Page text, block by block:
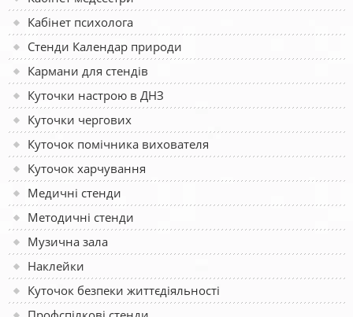
Кабінет психолога
Стенди Календар природи
Кармани для стендів
Куточки настрою в ДНЗ
Куточки чергових
Куточок помічника вихователя
Куточок харчування
Медичні стенди
Методичні стенди
Музична зала
Наклейки
Куточок безпеки життєдіяльності